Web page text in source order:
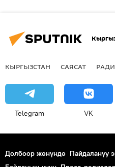
КЫРГЫЗСТАН САЯСАТ
Telegram VK
Долбоор жөнүндө Пайдалануу